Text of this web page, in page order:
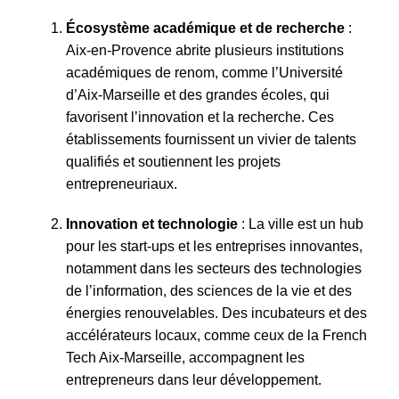
Écosystème académique et de recherche:
Aix-en-Provence abrite plusieurs institutions
académiques de renom, comme l’Université
d’Aix-Marseille et des grandes écoles, qui
favorisent l’innovation et la recherche. Ces
établissements fournissent un vivier de talents
qualifiés et soutiennent les projets
entrepreneuriaux.
Innovation et technologie: La ville est un hub
pour les start-ups et les entreprises innovantes,
notamment dans les secteurs des technologies
de l’information, des sciences de la vie et des
énergies renouvelables. Des incubateurs et des
accélérateurs locaux, comme ceux de la French
Tech Aix-Marseille, accompagnent les
entrepreneurs dans leur développement.